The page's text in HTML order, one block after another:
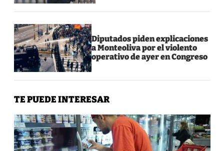
Diputados piden explicaciones
a Monteoliva por el violento
operativo de ayer en Congreso
TE PUEDE INTERESAR